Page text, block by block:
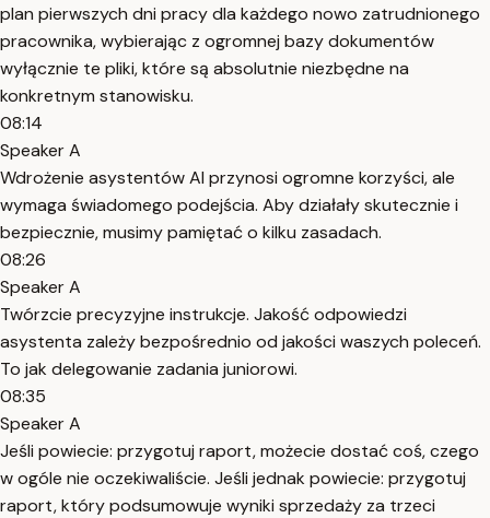
plan pierwszych dni pracy dla każdego nowo zatrudnionego
pracownika, wybierając z ogromnej bazy dokumentów
wyłącznie te pliki, które są absolutnie niezbędne na
konkretnym stanowisku.
08:14
Speaker A
Wdrożenie asystentów AI przynosi ogromne korzyści, ale
wymaga świadomego podejścia. Aby działały skutecznie i
bezpiecznie, musimy pamiętać o kilku zasadach.
08:26
Speaker A
Twórzcie precyzyjne instrukcje. Jakość odpowiedzi
asystenta zależy bezpośrednio od jakości waszych poleceń.
To jak delegowanie zadania juniorowi.
08:35
Speaker A
Jeśli powiecie: przygotuj raport, możecie dostać coś, czego
w ogóle nie oczekiwaliście. Jeśli jednak powiecie: przygotuj
raport, który podsumowuje wyniki sprzedaży za trzeci